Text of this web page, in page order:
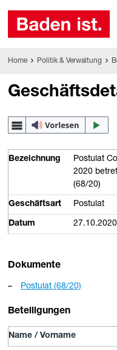
Home Politik & Verwaltung
Bezeichnung
Postulat
2020
(68/20)
Geschäftsart Postulat
Datum 27.10.2020
Dokumente
Postulat (68/20)
Beteiligungen
Name / Vorname